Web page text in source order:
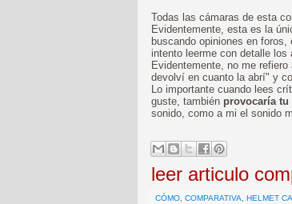
Todas las cámaras de esta
Evidentemente, esta es la
buscando opiniones en
intento leerme con detalle los
Evidentemente, no me
devolví en cuanto la abrí" y
Lo importante cuando lees
guste, también provocaría tu
sonido, como a mi el
leer articulo
CÓMO COMPARATIVA HELMET